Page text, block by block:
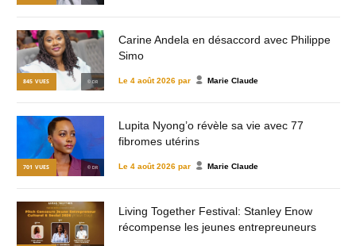
845 VUES © DR
Carine Andela en désaccord avec Philippe
Simo
Le 4 août 2026 par Marie Claude
701 VUES © DR
Lupita Nyong’o révèle sa vie avec 77
fibromes utérins
Le 4 août 2026 par Marie Claude
Living Together Festival: Stanley Enow
récompense les jeunes entrepreuneurs